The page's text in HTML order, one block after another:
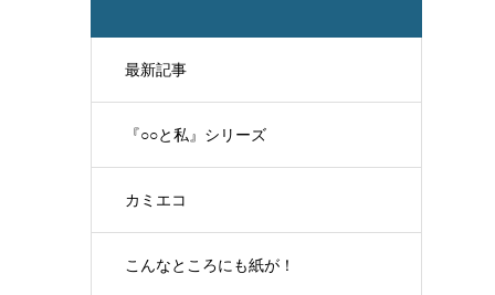
最新記事
『○○と私』シリーズ
カミエコ
こんなところにも紙が！